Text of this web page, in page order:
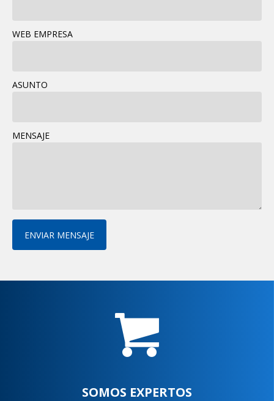
WEB EMPRESA
ASUNTO
MENSAJE
ENVIAR MENSAJE
SOMOS EXPERTOS